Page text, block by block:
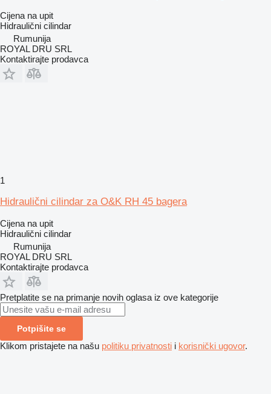
Cijena na upit
Hidraulični cilindar
Rumunija
ROYAL DRU SRL
Kontaktirajte prodavca
1
Hidraulični cilindar za O&K RH 45 bagera
Cijena na upit
Hidraulični cilindar
Rumunija
ROYAL DRU SRL
Kontaktirajte prodavca
Pretplatite se na primanje novih oglasa iz ove kategorije
Potpišite se
Klikom pristajete na našu politiku privatnosti i korisnički ugovor.